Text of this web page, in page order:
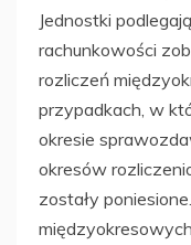
Jednostki
rachunkowości
rozliczeń
przypadkach, w
okresie
okresów
zostały